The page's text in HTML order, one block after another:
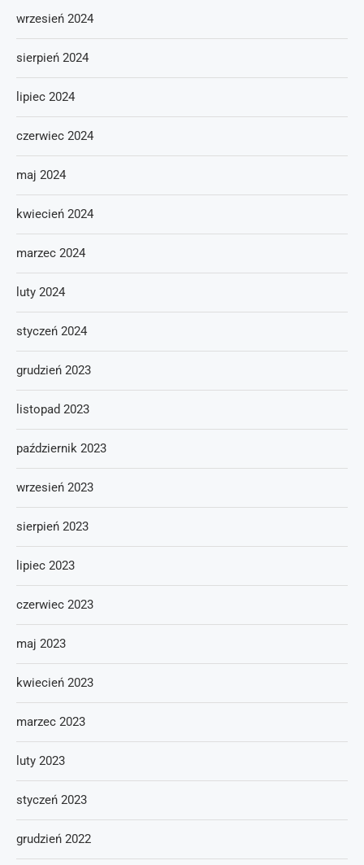
wrzesień 2024
sierpień 2024
lipiec 2024
czerwiec 2024
maj 2024
kwiecień 2024
marzec 2024
luty 2024
styczeń 2024
grudzień 2023
listopad 2023
październik 2023
wrzesień 2023
sierpień 2023
lipiec 2023
czerwiec 2023
maj 2023
kwiecień 2023
marzec 2023
luty 2023
styczeń 2023
grudzień 2022